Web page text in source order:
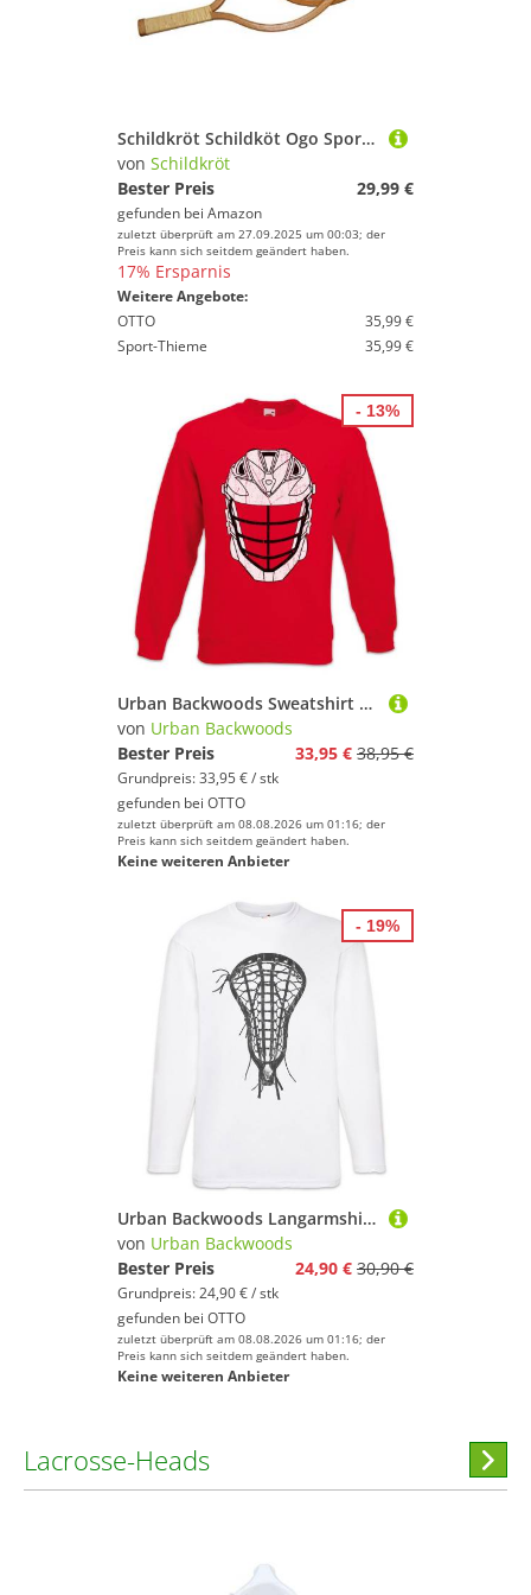
Schildkröt Schildköt Ogo Sport Classic Set, 2 Jabbit Schleudern aus Buchenholz, 1 Gitter-Ball aus geknotetem Seil (Ø 15 cm), 970116
von Schildkröt
Bester Preis
29,99 €
gefunden bei Amazon
zuletzt überprüft am 27.09.2025 um 00:03; der
Preis kann sich seitdem geändert haben.
17% Ersparnis
Weitere Angebote:
OTTO
35,99 €
Sport-Thieme
35,99 €
Urban Backwoods Sweatshirt Lacrosse Helmet Sweatshirt La Crosse Fußball Ball Soccer Player Sport (1-tlg) Passion Love Addiction Spielfeld
von Urban Backwoods
Bester Preis
33,95 € 38,95 €
Grundpreis: 33,95 € / stk
gefunden bei OTTO
zuletzt überprüft am 08.08.2026 um 01:16; der
Preis kann sich seitdem geändert haben.
Keine weiteren Anbieter
- 13%
Urban Backwoods Langarmshirt Lacrosse Stick End Langarm T-Shirt Lacrosseschläger La Crosse Fußball (1-tlg) Ball Soccer Player Sport
von Urban Backwoods
Bester Preis
24,90 € 30,90 €
Grundpreis: 24,90 € / stk
gefunden bei OTTO
zuletzt überprüft am 08.08.2026 um 01:16; der
Preis kann sich seitdem geändert haben.
Keine weiteren Anbieter
- 19%
Lacrosse-Heads